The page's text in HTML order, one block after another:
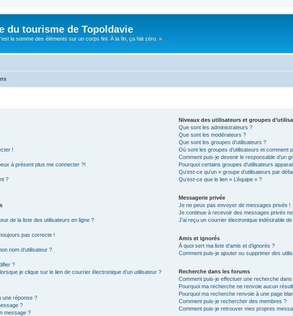
du tourisme de Topoldavie
la somme des éléments sur un corps fini. À la fin, ça fait zéro. »
!
à présent plus me connecter ?!
?
de la liste des utilisateurs en ligne ?
toujours pas correcte !
nom d’utilisateur ?
?
je clique sur le lien de courrier électronique d’un utilisateur ?
une réponse ?
?
message ?
Niveaux des utilisateurs et groupes
Que sont les administrateurs ?
Que sont les modérateurs ?
Que sont les groupes d’utilisateurs ?
Où sont les groupes d’utilisateurs et comment
Comment puis-je devenir le responsable d’un
Pourquoi certains groupes d’utilisateurs
Qu’est-ce qu’un « groupe d’utilisateurs par
Qu’est-ce que le lien « L’équipe » ?
Messagerie privée
Je ne peux pas envoyer de messages privés !
Je continue à recevoir des messages privés
J’ai reçu un courrier électronique indésirable
Amis et ignorés
À quoi sert ma liste d’amis et d’ignorés ?
Comment puis-je ajouter ou supprimer des
Recherche dans les forums
Comment puis-je effectuer une recherche
Pourquoi ma recherche ne renvoie aucun
Pourquoi ma recherche renvoie à une page
Comment puis-je rechercher des membres ?
Comment puis-je retrouver mes propres